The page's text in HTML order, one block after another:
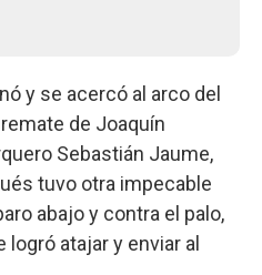
y se acercó al arco del
de Joaquín
Sebastián Jaume,
tuvo otra impecable
abajo y contra el palo,
atajar y enviar al